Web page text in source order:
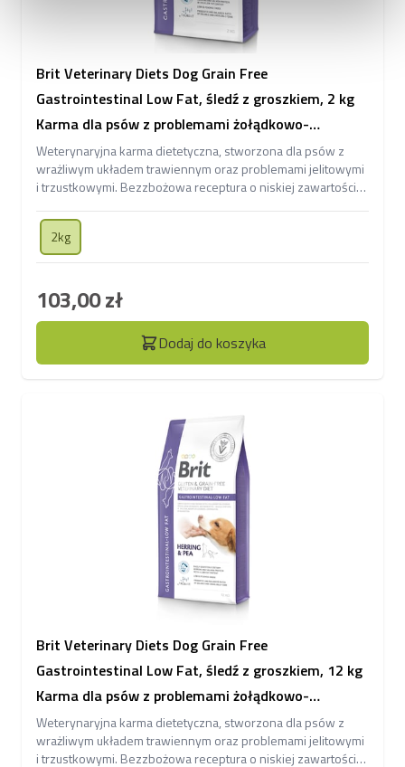
Brit Veterinary Diets Dog Grain Free
Gastrointestinal Low Fat, śledź z groszkiem, 2 kg
Karma dla psów z problemami żołądkowo-
jelitowymi o obniżonej zawartości tłuszczu
Weterynaryjna karma dietetyczna, stworzona dla psów z
wrażliwym układem trawiennym oraz problemami jelitowymi
i trzustkowymi. Bezzbożowa receptura o niskiej zawartości
2kg
103,00 zł
Dodaj do koszyka
Brit Veterinary Diets Dog Grain Free
Gastrointestinal Low Fat, śledź z groszkiem, 12 kg
Karma dla psów z problemami żołądkowo-
jelitowymi o obniżonej zawartości tłuszczu
Weterynaryjna karma dietetyczna, stworzona dla psów z
wrażliwym układem trawiennym oraz problemami jelitowymi
i trzustkowymi. Bezzbożowa receptura o niskiej zawartości